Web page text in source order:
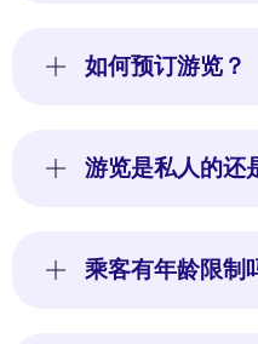
如何预订游览？
游览是私人的还
乘客有年龄限制